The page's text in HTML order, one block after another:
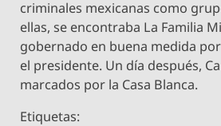
criminales mexicanas como
ellas, se encontraba La Familia
gobernado en buena medida
el presidente. Un día después,
marcados por la Casa Blanca.
Etiquetas: